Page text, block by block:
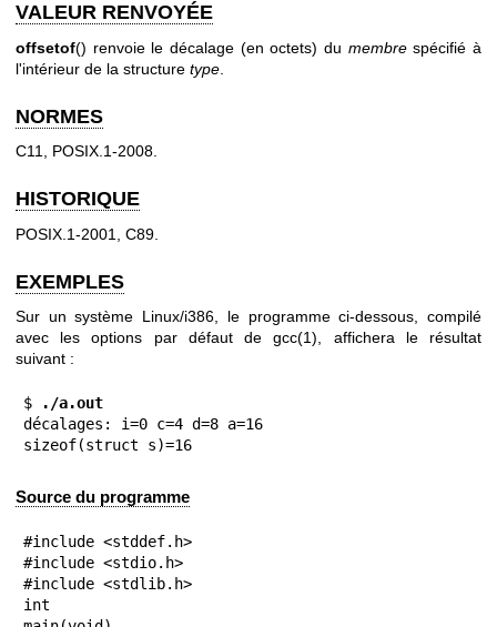
VALEUR RENVOYÉE
offsetof() renvoie le décalage (en octets) du membrespécifié à
l'intérieur de la structure type
NORMES
C11, POSIX.1-2008.
HISTORIQUE
POSIX.1-2001, C89.
EXEMPLES
Sur un système Linux/i386, le programme ci-dessous, compilé
avec les options par défaut degcc(1), affichera le résultat
suivant :
$ ./a.out
décalages: i=0 c=4 d=8 a=16
sizeof(struct s)=16
Source du programme
#include <stddef.h>
#include <stdio.h>
#include <stdlib.h>
int